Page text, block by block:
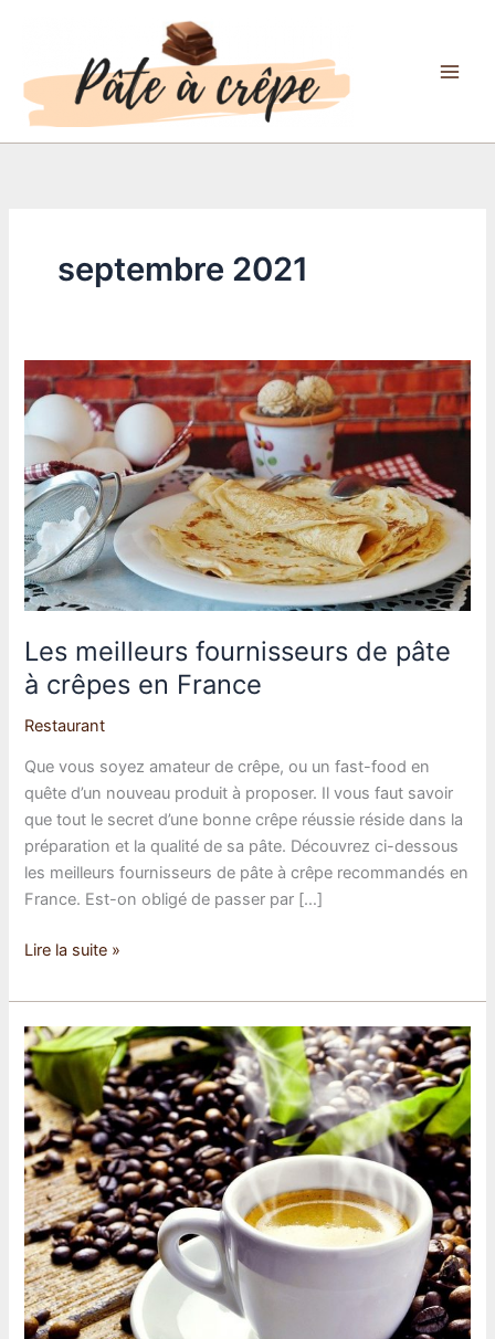
septembre 2021
Les meilleurs fournisseurs de pâte
à crêpes en France
Restaurant
Que vous soyez amateur de crêpe, ou un fast-food en
quête d’un nouveau produit à proposer. Il vous faut savoir
que tout le secret d’une bonne crêpe réussie réside dans la
préparation et la qualité de sa pâte. Découvrez ci-dessous
les meilleurs fournisseurs de pâte à crêpe recommandés en
France. Est-on obligé de passer par […]
Les
fournisseurs
de
pâte
à
crêpes
en
France
Lire la suite »